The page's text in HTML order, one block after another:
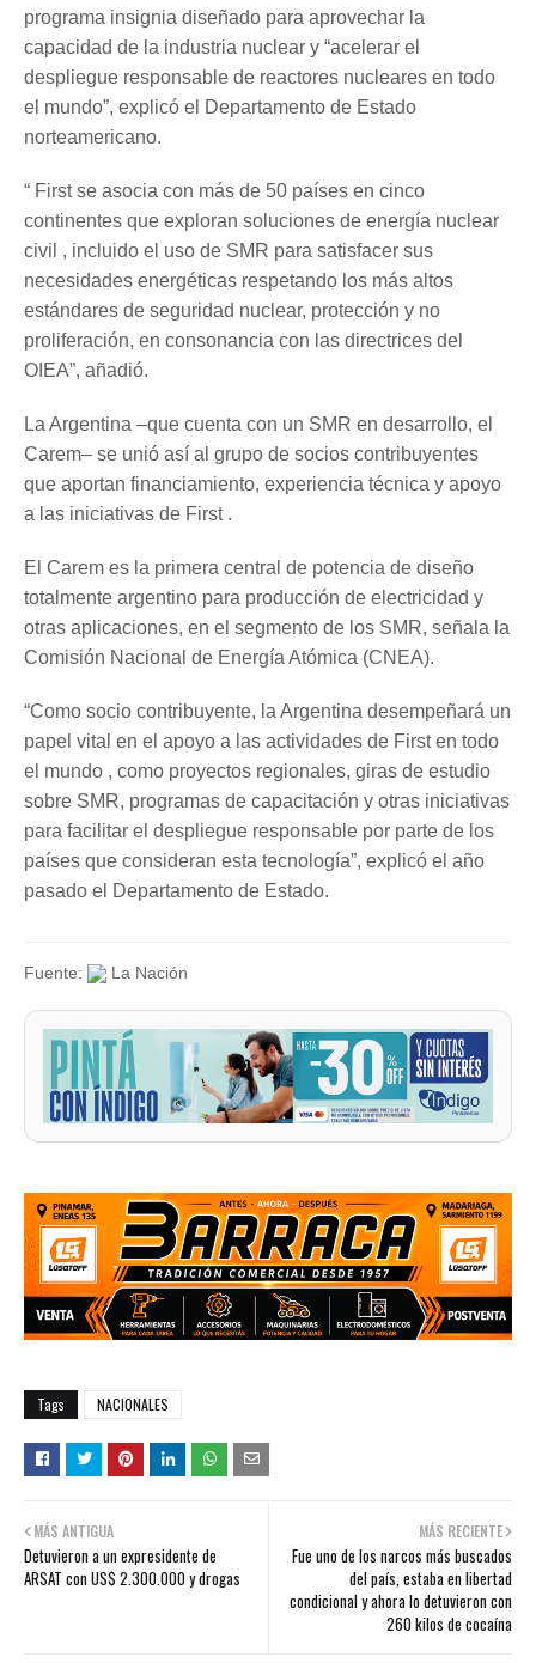
programa insignia diseñado para aprovechar la
capacidad de la industria nuclear y “acelerar el
despliegue responsable de reactores nucleares en todo
el mundo”, explicó el Departamento de Estado
norteamericano.
“ First se asocia con más de 50 países en cinco
continentes que exploran soluciones de energía nuclear
civil , incluido el uso de SMR para satisfacer sus
necesidades energéticas respetando los más altos
estándares de seguridad nuclear, protección y no
proliferación, en consonancia con las directrices del
OIEA”, añadió.
La Argentina –que cuenta con un SMR en desarrollo, el
Carem– se unió así al grupo de socios contribuyentes
que aportan financiamiento, experiencia técnica y apoyo
a las iniciativas de First .
El Carem es la primera central de potencia de diseño
totalmente argentino para producción de electricidad y
otras aplicaciones, en el segmento de los SMR, señala la
Comisión Nacional de Energía Atómica (CNEA).
“Como socio contribuyente, la Argentina desempeñará un
papel vital en el apoyo a las actividades de First en todo
el mundo , como proyectos regionales, giras de estudio
sobre SMR, programas de capacitación y otras iniciativas
para facilitar el despliegue responsable por parte de los
países que consideran esta tecnología”, explicó el año
pasado el Departamento de Estado.
Fuente: La Nación
Tags NACIONALES
MÁS RECIENTE
Fue uno de los narcos más buscados
del país, estaba en libertad
condicional y ahora lo detuvieron con
260 kilos de cocaína
MÁS ANTIGUA
Detuvieron a un expresidente de
ARSAT con US$ 2.300.000 y drogas